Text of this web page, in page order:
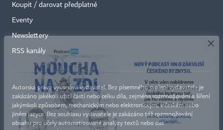
Koupit / darovat předplatné
Eventy
Newslettery
RSS kanály
Autorská práva vykonává vydavatel. Bez písemného svolení vydavatele je
zakázáno jakékoli užití částí nebo celku díla, zejména rozmnožování a šíření
jakýmkoli způsobem, mechanickým nebo elektronickým, v českém nebo
jiném jazyce. Bez souhlasu vydavatele je zakázáno též rozmnožování
obsahu pro účely automatizované analýzy textů nebo dat